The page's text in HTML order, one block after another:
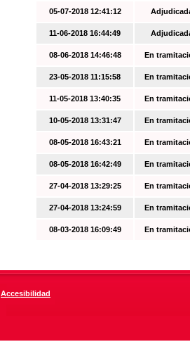
05-07-2018 12:41:12
11-06-2018 16:44:49
08-06-2018 14:46:48 En
23-05-2018 11:15:58 En
11-05-2018 13:40:35 En
10-05-2018 13:31:47 En
08-05-2018 16:43:21 En
08-05-2018 16:42:49 En
27-04-2018 13:29:25 En
27-04-2018 13:24:59 En
08-03-2018 16:09:49 En
Accesibilidad